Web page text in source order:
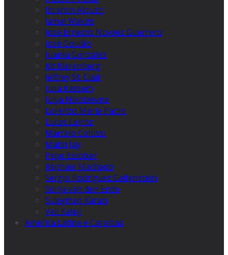
Ibrahim Aloush
Jamal Wakim
José Ernesto Nováez Guerrero
José Goulão
Juanlu González
Kit Klarenberg
Jeffrey St. Clair
Julia Kassem
Julya Nikolaevna
Lorenzo Maria Pacini
Lucas Leiroz
Marcelo Colussi
Matin Jay
Pepe Escobar
Raphael Machado
Sergio Rodríguez Gelfenstein
Sonja van den Ende
Suleyman Karan
Vali Kaleji
América Latina e Caraíbas